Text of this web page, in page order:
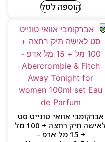
הוספה לסל
אברקומבי אוואי טונייט סט
לאישה תיק רחצה + 100 מל
+ 15 מל אדפ –